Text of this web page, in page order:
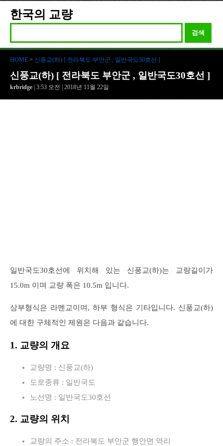
한국의 교량
검색
HOME > 신풍교(하) [ 전라북도 부안군 , 일반국도30호선 ]
신풍교(하) [ 전라북도 부안군 , 일반국도30호선 ]
krbridge | 3:53 오전 | 2018년 11월 22일
일반국도30호선에 위치해 있는 신풍교(하)는 교량길이가
15.0m 이며 교량 폭은 10.5m 입니다.
상부형식은 라멘교이며, 하부 형식은 기타입니다. 신풍교(하)
에 대한 구체적인 제원은 다음과 같습니다.
1. 교량의 개요
교량명 : 신풍교(하)
도로종류 : 일반국도
노선명 : 일반국도30호선
2. 교량의 위치
교량의 주소 : 전라북도 부안군 행안면 역리